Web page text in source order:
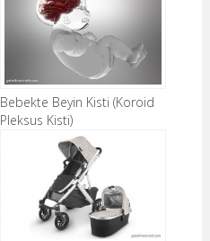
Bebekte Beyin Kisti (Koroid
Pleksus Kisti)